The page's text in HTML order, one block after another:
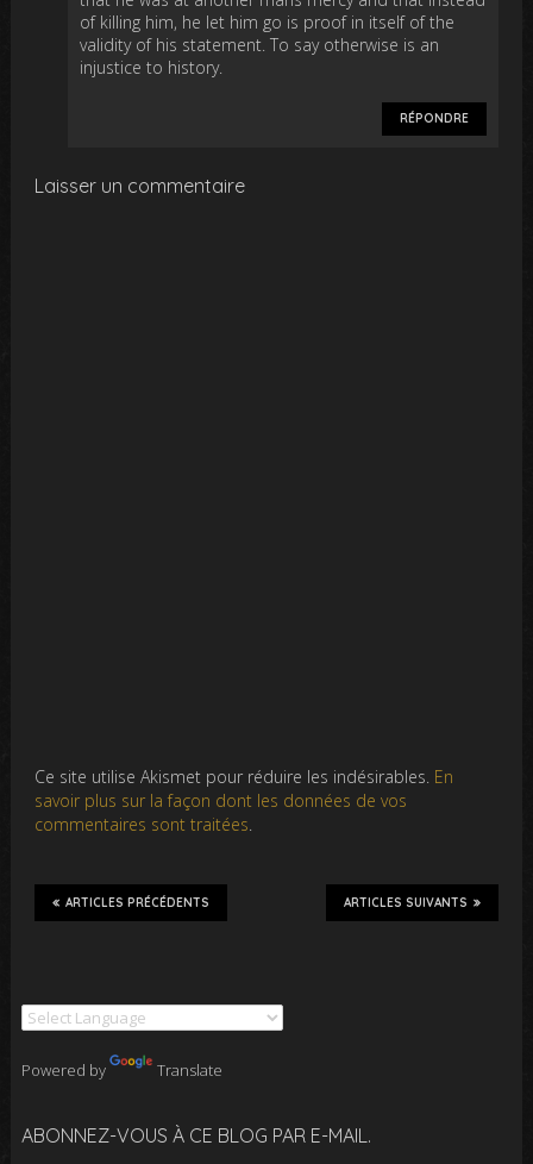
of killing him, he let him go is proof in itself of the
validity of his statement. To say otherwise is an
injustice to history.
RÉPONDRE
Laisser un commentaire
Ce site utilise Akismet pour réduire les indésirables. En
savoir plus sur la façon dont les données de vos
commentaires sont traitées.
ARTICLES SUIVANTS
ARTICLES PRÉCÉDENTS
Powered by Translate
ABONNEZ-VOUS À CE BLOG PAR E-MAIL.